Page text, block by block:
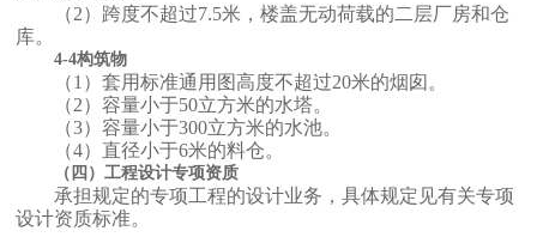
（2）跨度不超过7.5米，楼盖无动荷载的二层厂房和仓
库。
4-4构筑物
（1）套用标准通用图高度不超过20米的烟囱。
（2）容量小于50立方米的水塔。
（3）容量小于300立方米的水池。
（4）直径小于6米的料仓。
（四）工程设计专项资质
承担规定的专项工程的设计业务，具体规定见有关专项
设计资质标准。